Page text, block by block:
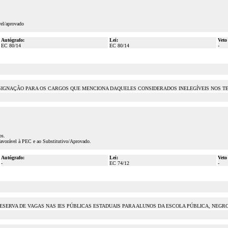
aprovado
Autógrafo:
EC 80/14
Lei:
EC 80/14
Veto
-
PARA OS CARGOS QUE MENCIONA DAQUELES CONSIDERADOS INELEGÍVEIS NOS
à PEC e ao Substitutivo/Aprovado.
Autógrafo:
-
Lei:
EC 74/12
Veto
-
DE VAGAS NAS IES PÚBLICAS ESTADUAIS PARA ALUNOS DA ESCOLA PÚBLICA,